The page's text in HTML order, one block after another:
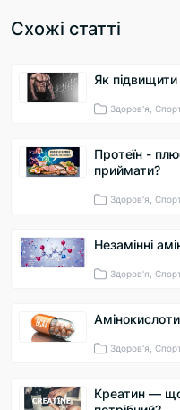
Схожі статті
Як
Здоров'я,
Протеїн -
приймати?
Здоров'я,
Незамінні
Здоров'я,
Здоров'я,
Креатин — що